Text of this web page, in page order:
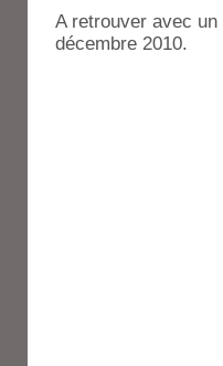
A retrouver avec
décembre 2010.